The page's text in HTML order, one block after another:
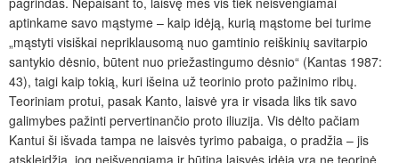
aptinkame savo mąstyme – kaip idėją, kurią mąstome bei turime
„mąstyti visiškai nepriklausomą nuo gamtinio reiškinių savitarpio
santykio dėsnio, būtent nuo priežastingumo dėsnio“ (Kantas 1987:
43), taigi kaip tokią, kuri išeina už teorinio proto pažinimo ribų.
Teoriniam protui, pasak Kanto, laisvė yra ir visada liks tik savo
galimybes pažinti pervertinančio proto iliuzija. Vis dėlto pačiam
Kantui ši išvada tampa ne laisvės tyrimo pabaiga, o pradžia – jis